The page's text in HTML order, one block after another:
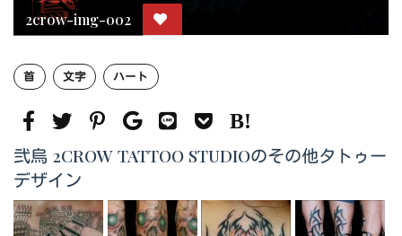
2crow-img-002
首 文字 ハート
弐烏 2CROW TATTOO STUDIOのその他タトゥー
デザイン